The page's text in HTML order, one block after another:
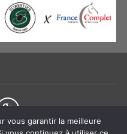
vous garantir la meilleure